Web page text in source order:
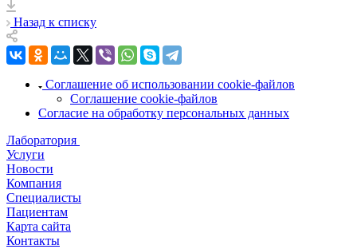
Назад к списку
Соглашение об использовании cookie-файлов
Соглашение cookie-файлов
Согласие на обработку персональных данных
Лаборатория
Услуги
Новости
Компания
Специалисты
Пациентам
Карта сайта
Контакты